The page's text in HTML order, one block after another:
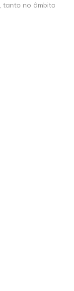
tanto no âmbito